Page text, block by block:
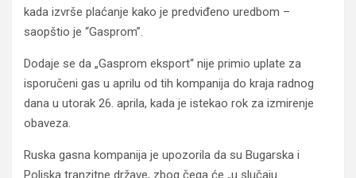
kada izvrše plaćanje kako je predviđeno uredbom –
saopštio je “Gasprom”.
Dodaje se da „Gasprom eksport“ nije primio uplate za
isporučeni gas u aprilu od tih kompanija do kraja radnog
dana u utorak 26. aprila, kada je istekao rok za izmirenje
obaveza.
Ruska gasna kompanija je upozorila da su Bugarska i
Poljska tranzitne države, zbog čega će „u slučaju